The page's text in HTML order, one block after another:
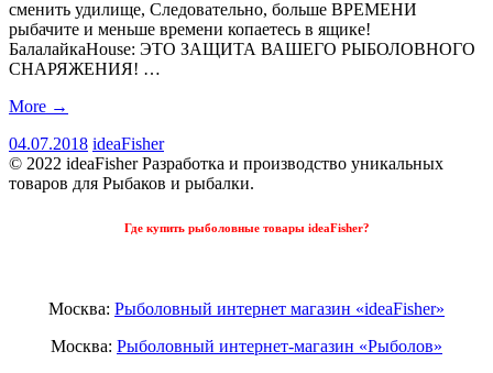
сменить удилище, Следовательно, больше ВРЕМЕНИ
рыбачите и меньше времени копаетесь в ящике!
БалалайкаHouse: ЭТО ЗАЩИТА ВАШЕГО РЫБОЛОВНОГО
СНАРЯЖЕНИЯ! …
More →
04.07.2018 ideaFisher
© 2022 ideaFisher Разработка и производство уникальных
товаров для Рыбаков и рыбалки.
Где купить рыболовные товары ideaFisher?
Москва: Рыболовный интернет магазин «ideaFisher»
Москва: Рыболовный интернет-магазин «Рыболов»